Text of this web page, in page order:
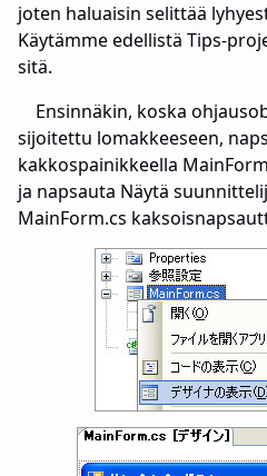
joten haluaisin selittää
Käytämme edellistä Tips-
sitä.
Ensinnäkin, koska
sijoitettu lomakkeeseen,
kakkospainikkeella
ja napsauta Näytä
MainForm.cs